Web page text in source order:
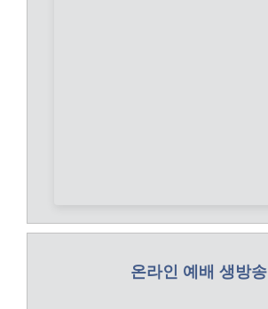
온라인 예배 생방송